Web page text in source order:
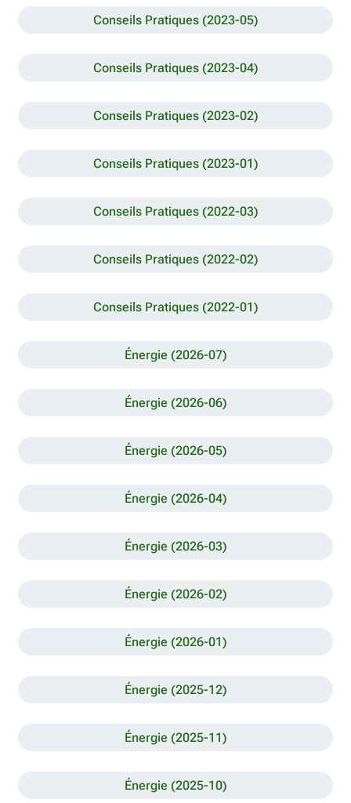
Conseils Pratiques (2023-05)
Conseils Pratiques (2023-04)
Conseils Pratiques (2023-02)
Conseils Pratiques (2023-01)
Conseils Pratiques (2022-03)
Conseils Pratiques (2022-02)
Conseils Pratiques (2022-01)
Énergie (2026-07)
Énergie (2026-06)
Énergie (2026-05)
Énergie (2026-04)
Énergie (2026-03)
Énergie (2026-02)
Énergie (2026-01)
Énergie (2025-12)
Énergie (2025-11)
Énergie (2025-10)